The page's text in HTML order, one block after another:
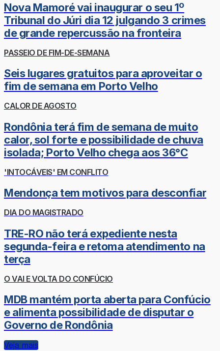
Nova Mamoré vai inaugurar o seu 1º
Tribunal do Júri dia 12 julgando 3 crimes
de grande repercussão na fronteira
PASSEIO DE FIM-DE-SEMANA
Seis lugares gratuitos para aproveitar o
fim de semana em Porto Velho
CALOR DE AGOSTO
Rondônia terá fim de semana de muito
calor, sol forte e possibilidade de chuva
isolada; Porto Velho chega aos 36°C
'INTOCÁVEIS' EM CONFLITO
Mendonça tem motivos para desconfiar
DIA DO MAGISTRADO
TRE-RO não terá expediente nesta
segunda-feira e retoma atendimento na
terça
O VAI E VOLTA DO CONFÚCIO
MDB mantém porta aberta para Confúcio
e alimenta possibilidade de disputar o
Governo de Rondônia
Veja mais